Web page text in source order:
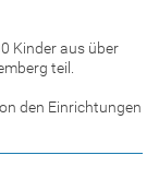
Kinder aus über
teil.
den Einrichtungen